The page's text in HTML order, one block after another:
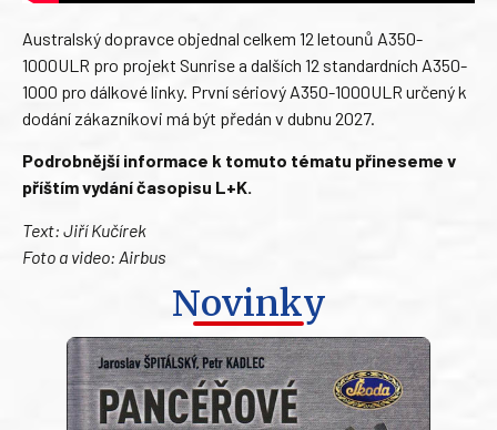
Australský dopravce objednal celkem 12 letounů A350-
1000ULR pro projekt Sunrise a dalších 12 standardních A350-
1000 pro dálkové linky. První sériový A350-1000ULR určený k
dodání zákazníkovi má být předán v dubnu 2027.
Podrobnější informace k tomuto tématu přineseme v
příštím vydání časopisu L+K.
Text: Jiří Kučírek
Foto a video: Airbus
Novinky